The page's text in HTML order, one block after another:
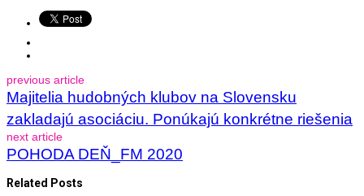
previous article
Majitelia hudobných klubov na Slovensku
zakladajú asociáciu. Ponúkajú konkrétne riešenia
next article
POHODA DEŇ_FM 2020
Related Posts